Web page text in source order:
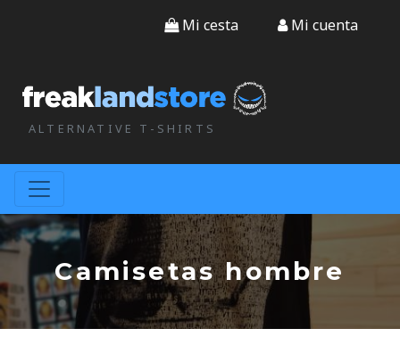
ALTERNATIVE T-SHIRTS
Mi cesta Mi cuenta
Camisetas hombre